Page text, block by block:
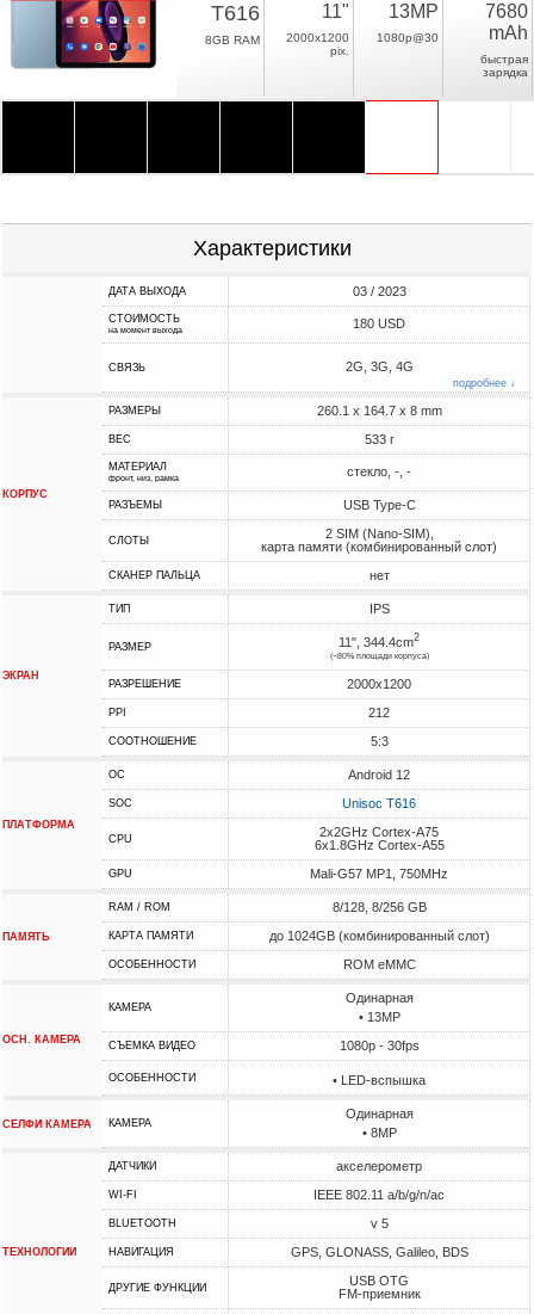
T616
8GB RAM
11"
2000x1200
pix.
13MP
1080p@30
7680
mAh
быстрая
зарядка
Характеристики
ДАТА ВЫХОДА 03 / 2023
СТОИМОСТЬ
на момент выхода 180 USD
СВЯЗЬ 2G, 3G, 4G
подробнее ↓
КОРПУС
РАЗМЕРЫ 260.1 x 164.7 x 8 mm
ВЕС 533 г
МАТЕРИАЛ
фронт, низ, рамка стекло, -, -
РАЗЪЕМЫ USB Type-C
СЛОТЫ
2 SIM (Nano-SIM),
карта памяти (комбинированный слот)
СКАНЕР ПАЛЬЦА нет
ЭКРАН
ТИП IPS
РАЗМЕР 11", 344.4cm2
(~80% площади корпуса)
РАЗРЕШЕНИЕ 2000x1200
PPI 212
СООТНОШЕНИЕ 5:3
ПЛАТФОРМА
ОС Android 12
SOC Unisoc T616
CPU
2x2GHz Cortex-A75
6x1.8GHz Cortex-A55
GPU Mali-G57 MP1, 750MHz
ПАМЯТЬ
RAM / ROM 8/128, 8/256 GB
КАРТА ПАМЯТИ до 1024GB (комбинированный слот)
ОСОБЕННОСТИ ROM eMMC
ОСН. КАМЕРА
КАМЕРА
Одинарная
• 13MP
СЪЕМКА ВИДЕО 1080p - 30fps
ОСОБЕННОСТИ • LED-вспышка
СЕЛФИ КАМЕРА КАМЕРА
Одинарная
• 8MP
ТЕХНОЛОГИИ
ДАТЧИКИ акселерометр
WI-FI IEEE 802.11 a/b/g/n/ac
BLUETOOTH v 5
НАВИГАЦИЯ GPS, GLONASS, Galileo, BDS
ДРУГИЕ ФУНКЦИИ
USB OTG
FM-приемник